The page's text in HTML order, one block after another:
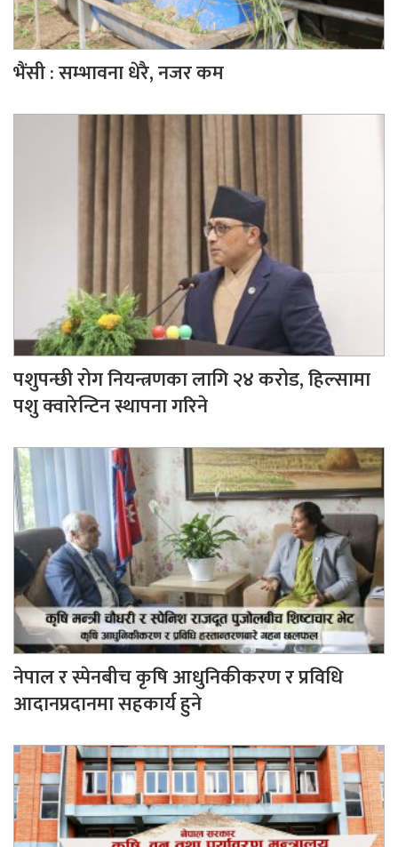
भैंसी : सम्भावना धेरै, नजर कम
पशुपन्छी रोग नियन्त्रणका लागि २४ करोड, हिल्सामा
पशु क्वारेन्टिन स्थापना गरिने
नेपाल र स्पेनबीच कृषि आधुनिकीकरण र प्रविधि
आदानप्रदानमा सहकार्य हुने